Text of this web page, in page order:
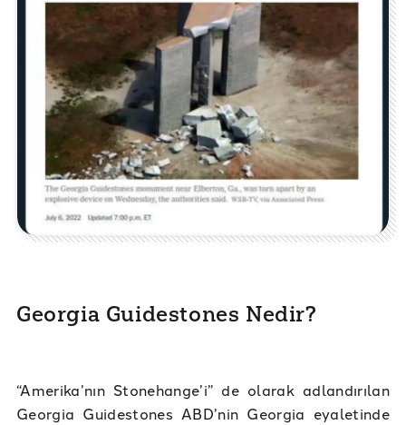
Georgia Guidestones Nedir?
“Amerika’nın Stonehange’i” de olarak adlandırılan
Georgia Guidestones ABD’nin Georgia eyaletinde